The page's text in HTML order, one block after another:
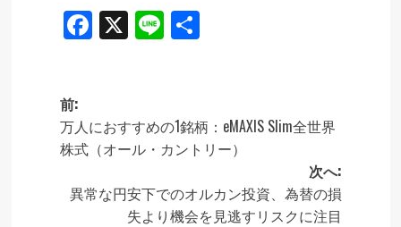
Facebook
X Line共
投
稿
ナ
前:
万人におすすめの1銘柄：eMAXIS Slim全世界
株式（オール・カントリー）
次へ:
異常な円安下でのオルカン投資、為替の損
失より機会を見逃すリスクに注目